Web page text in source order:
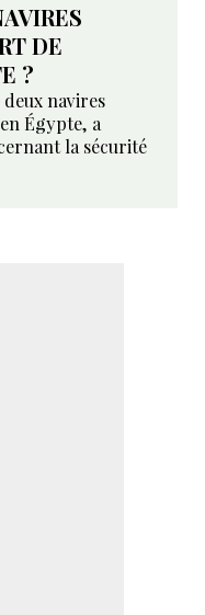
DE
?
navires
Égypte, a
la sécurité